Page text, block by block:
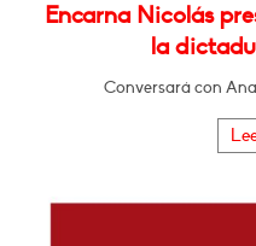
Encarna Nicolás
la
Conversará con